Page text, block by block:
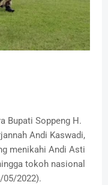
Bupati Soppeng H.
Andi Kaswadi,
menikahi Andi Asti
tokoh nasional
05/2022).